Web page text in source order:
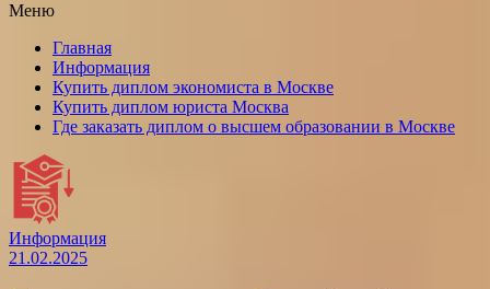
Меню
Главная
Информация
Купить диплом экономиста в Москве
Купить диплом юриста Москва
Где заказать диплом о высшем образовании в Москве
Информация
21.02.2025